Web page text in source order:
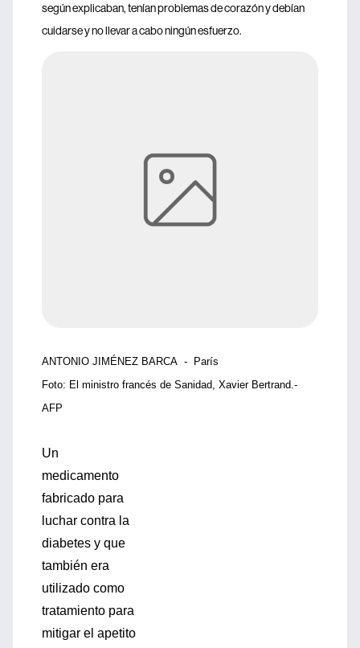
según explicaban, tenían problemas de corazón y debían
cuidarse y no llevar a cabo ningún esfuerzo.
ANTONIO JIMÉNEZ BARCA - París
Foto: El ministro francés de Sanidad, Xavier Bertrand.-
AFP
Un
medicamento
fabricado para
luchar contra la
diabetes y que
también era
utilizado como
tratamiento para
mitigar el apetito